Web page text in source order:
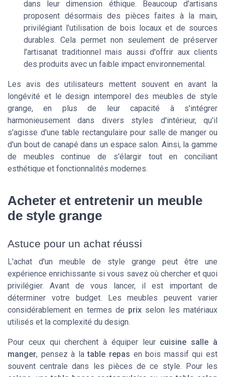
dans leur dimension éthique. Beaucoup d'artisans
proposent désormais des pièces faites à la main,
privilégiant l'utilisation de bois locaux et de sources
durables. Cela permet non seulement de préserver
l'artisanat traditionnel mais aussi d'offrir aux clients
des produits avec un faible impact environnemental.
Les avis des utilisateurs mettent souvent en avant la
longévité et le design intemporel des meubles de style
grange, en plus de leur capacité à s'intégrer
harmonieusement dans divers styles d'intérieur, qu'il
s'agisse d'une table rectangulaire pour salle de manger ou
d'un bout de canapé dans un espace salon. Ainsi, la gamme
de meubles continue de s'élargir tout en conciliant
esthétique et fonctionnalités modernes.
Acheter et entretenir un meuble
de style grange
Astuce pour un achat réussi
L'achat d'un meuble de style grange peut être une
expérience enrichissante si vous savez où chercher et quoi
privilégier. Avant de vous lancer, il est important de
déterminer votre budget. Les meubles peuvent varier
considérablement en termes de prix selon les matériaux
utilisés et la complexité du design.
Pour ceux qui cherchent à équiper leur cuisine salle à
manger, pensez à latable repas en bois massif qui est
souvent centrale dans les pièces de ce style. Pour les